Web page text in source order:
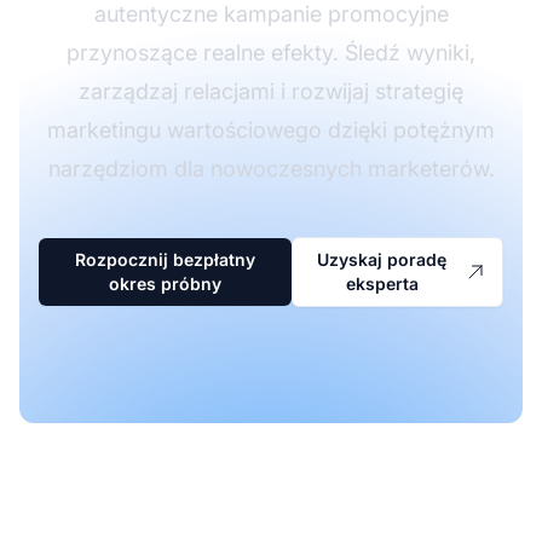
autentyczne kampanie promocyjne
przynoszące realne efekty. Śledź wyniki,
zarządzaj relacjami i rozwijaj strategię
marketingu wartościowego dzięki potężnym
narzędziom dla nowoczesnych marketerów.
Rozpocznij bezpłatny
okres próbny
Uzyskaj poradę
eksperta